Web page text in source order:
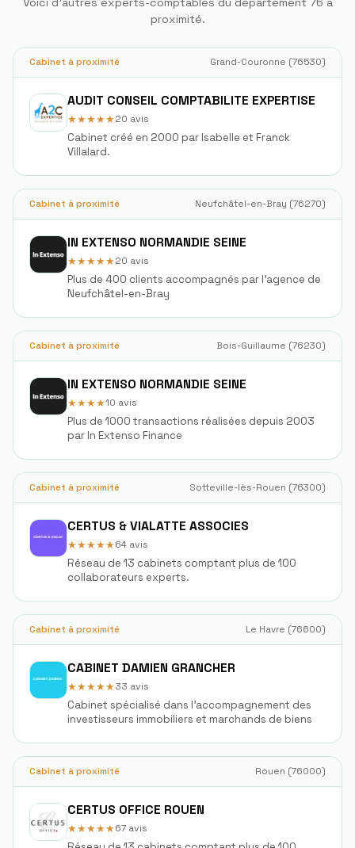
proximité.
Cabinet à proximité Grand-Couronne (76530)
AUDIT CONSEIL COMPTABILITE EXPERTISE
★★★★★20 avis
Cabinet créé en 2000 par Isabelle et Franck
Villalard.
Cabinet à proximité Neufchâtel-en-Bray (76270)
IN EXTENSO NORMANDIE SEINE
★★★★★20 avis
Plus de 400 clients accompagnés par l'agence de
Neufchâtel-en-Bray
Cabinet à proximité Bois-Guillaume (76230)
IN EXTENSO NORMANDIE SEINE
★★★★10 avis
Plus de 1000 transactions réalisées depuis 2003
par In Extenso Finance
Cabinet à proximité Sotteville-lès-Rouen (76300)
CERTUS & VIALATTE ASSOCIES
★★★★★64 avis
Réseau de 13 cabinets comptant plus de 100
collaborateurs experts.
Cabinet à proximité Le Havre (76600)
CABINET DAMIEN GRANCHER
★★★★★33 avis
Cabinet spécialisé dans l'accompagnement des
investisseurs immobiliers et marchands de biens
Cabinet à proximité Rouen (76000)
CERTUS OFFICE ROUEN
★★★★★67 avis